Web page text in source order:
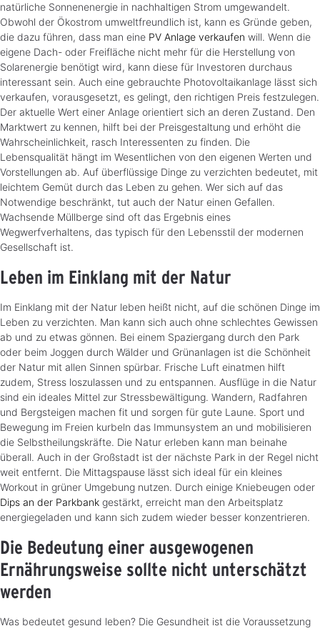
natürliche Sonnenenergie in nachhaltigen Strom umgewandelt.
Obwohl der Ökostrom umweltfreundlich ist, kann es Gründe geben,
die dazu führen, dass man eine PV Anlage verkaufen will. Wenn die
eigene Dach- oder Freifläche nicht mehr für die Herstellung von
Solarenergie benötigt wird, kann diese für Investoren durchaus
interessant sein. Auch eine gebrauchte Photovoltaikanlage lässt sich
verkaufen, vorausgesetzt, es gelingt, den richtigen Preis festzulegen.
Der aktuelle Wert einer Anlage orientiert sich an deren Zustand. Den
Marktwert zu kennen, hilft bei der Preisgestaltung und erhöht die
Wahrscheinlichkeit, rasch Interessenten zu finden. Die
Lebensqualität hängt im Wesentlichen von den eigenen Werten und
Vorstellungen ab. Auf überflüssige Dinge zu verzichten bedeutet, mit
leichtem Gemüt durch das Leben zu gehen. Wer sich auf das
Notwendige beschränkt, tut auch der Natur einen Gefallen.
Wachsende Müllberge sind oft das Ergebnis eines
Wegwerfverhaltens, das typisch für den Lebensstil der modernen
Gesellschaft ist.
Leben im Einklang mit der Natur
Im Einklang mit der Natur leben heißt nicht, auf die schönen Dinge im
Leben zu verzichten. Man kann sich auch ohne schlechtes Gewissen
ab und zu etwas gönnen. Bei einem Spaziergang durch den Park
oder beim Joggen durch Wälder und Grünanlagen ist die Schönheit
der Natur mit allen Sinnen spürbar. Frische Luft einatmen hilft
zudem, Stress loszulassen und zu entspannen. Ausflüge in die Natur
sind ein ideales Mittel zur Stressbewältigung. Wandern, Radfahren
und Bergsteigen machen fit und sorgen für gute Laune. Sport und
Bewegung im Freien kurbeln das Immunsystem an und mobilisieren
die Selbstheilungskräfte. Die Natur erleben kann man beinahe
überall. Auch in der Großstadt ist der nächste Park in der Regel nicht
weit entfernt. Die Mittagspause lässt sich ideal für ein kleines
Workout in grüner Umgebung nutzen. Durch einige Kniebeugen oder
Dips an der Parkbank gestärkt, erreicht man den Arbeitsplatz
energiegeladen und kann sich zudem wieder besser konzentrieren.
Die Bedeutung einer ausgewogenen
Ernährungsweise sollte nicht unterschätzt
werden
Was bedeutet gesund leben? Die Gesundheit ist die Voraussetzung